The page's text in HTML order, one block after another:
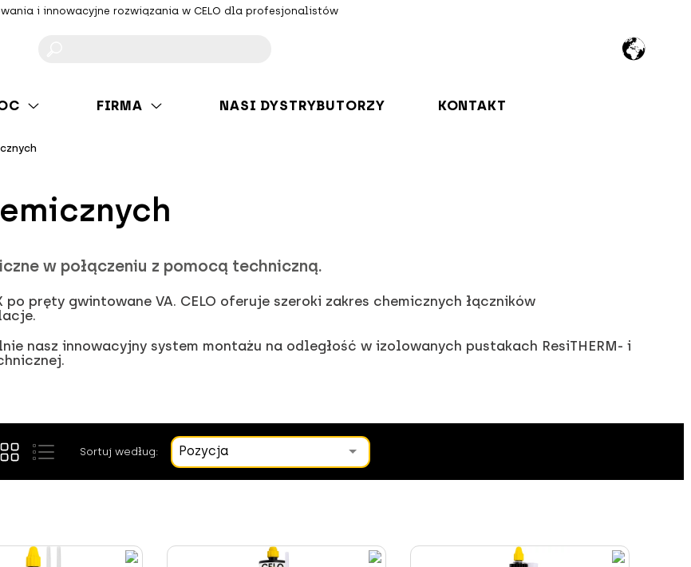
i innowacyjne rozwiązania w CELO dla profesjonalistów
FIRMA NASI DYSTRYBUTORZY KONTAKT
w połączeniu z pomocą techniczną.
pręty gwintowane VA. CELO oferuje szeroki zakres chemicznych łączników
nasz innowacyjny system montażu na odległość w izolowanych pustakach ResiTHERM- i
Sortuj według: Pozycja